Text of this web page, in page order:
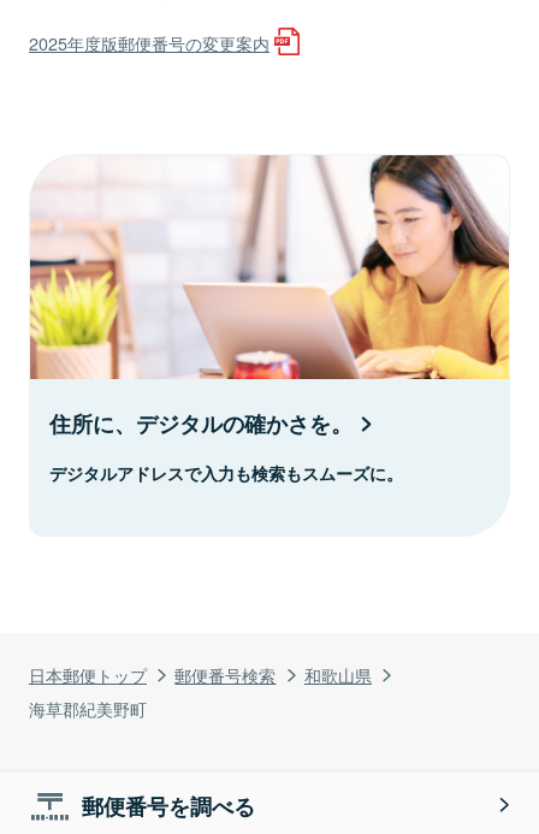
日本郵便トップ 郵便番号検索
和歌山県
海草郡紀美野町
2025年度版郵便番号の変更案内
住所に、デジタルの確かさを。
デジタルアドレスで入力も検索もスムーズに。
郵便番号を調べる